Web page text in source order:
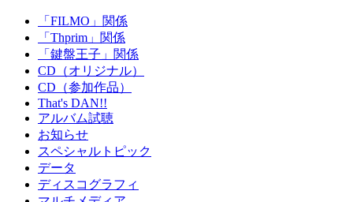
「FILMO」関係
「Thprim」関係
「鍵盤王子」関係
CD（オリジナル）
CD（参加作品）
That's DAN!!
アルバム試聴
お知らせ
スペシャルトピック
データ
ディスコグラフィ